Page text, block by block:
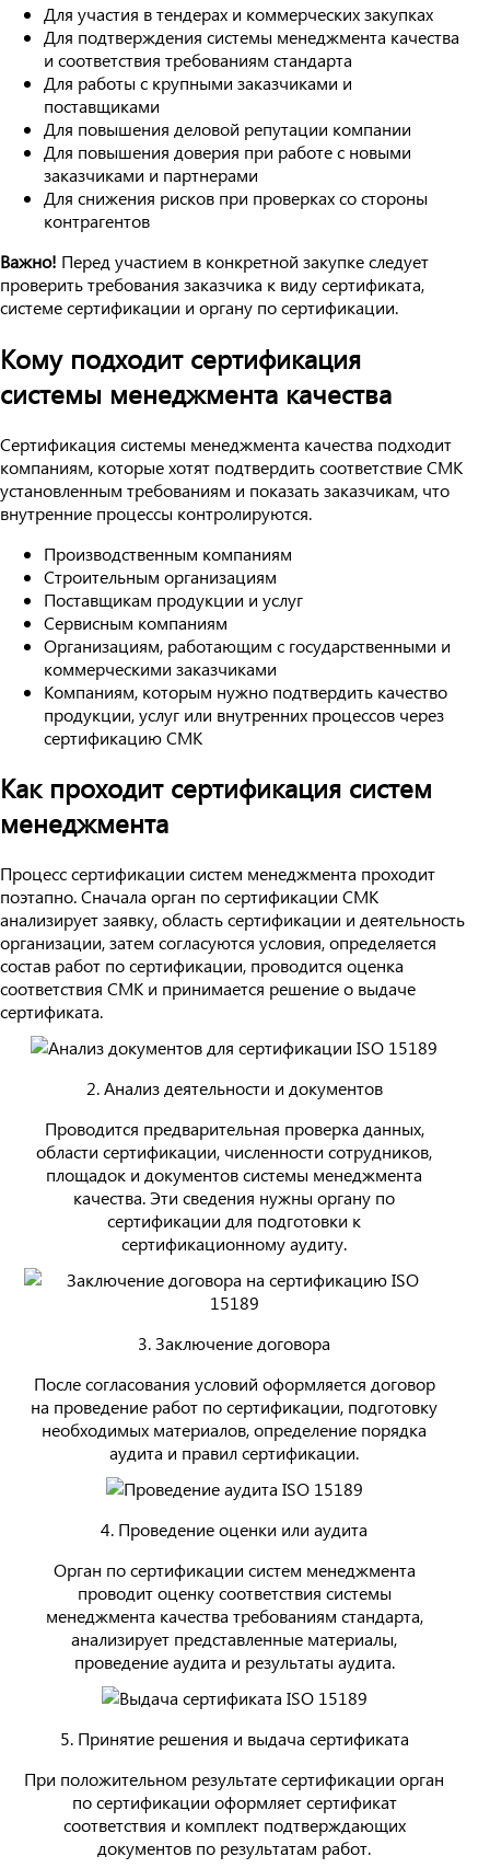
Для участия в тендерах и коммерческих закупках
Для подтверждения системы менеджмента качества
и соответствия требованиям стандарта
Для работы с крупными заказчиками и
поставщиками
Для повышения деловой репутации компании
Для повышения доверия при работе с новыми
заказчиками и партнерами
Для снижения рисков при проверках со стороны
контрагентов
Важно! Перед участием в конкретной закупке следует
проверить требования заказчика к виду сертификата,
системе сертификации и органу по сертификации.
Кому подходит сертификация
системы менеджмента качества
Сертификация системы менеджмента качества подходит
компаниям, которые хотят подтвердить соответствие СМК
установленным требованиям и показать заказчикам, что
внутренние процессы контролируются.
Производственным компаниям
Строительным организациям
Поставщикам продукции и услуг
Сервисным компаниям
Организациям, работающим с государственными и
коммерческими заказчиками
Компаниям, которым нужно подтвердить качество
продукции, услуг или внутренних процессов через
сертификацию СМК
Как проходит сертификация систем
менеджмента
Процесс сертификации систем менеджмента проходит
поэтапно. Сначала орган по сертификации СМК
анализирует заявку, область сертификации и деятельность
организации, затем согласуются условия, определяется
состав работ по сертификации, проводится оценка
соответствия СМК и принимается решение о выдаче
сертификата.
2. Анализ деятельности и документов
Проводится предварительная проверка данных,
области сертификации, численности сотрудников,
площадок и документов системы менеджмента
качества. Эти сведения нужны органу по
сертификации для подготовки к
сертификационному аудиту.
3. Заключение договора
После согласования условий оформляется договор
на проведение работ по сертификации, подготовку
необходимых материалов, определение порядка
аудита и правил сертификации.
4. Проведение оценки или аудита
Орган по сертификации систем менеджмента
проводит оценку соответствия системы
менеджмента качества требованиям стандарта,
анализирует представленные материалы,
проведение аудита и результаты аудита.
5. Принятие решения и выдача сертификата
При положительном результате сертификации орган
по сертификации оформляет сертификат
соответствия и комплект подтверждающих
документов по результатам работ.